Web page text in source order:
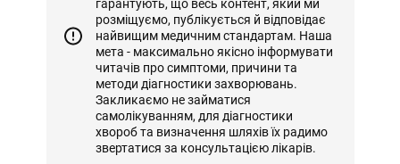
гарантують, що весь контент, який ми
розміщуємо, публікується й відповідає
найвищим медичним стандартам. Наша
мета - максимально якісно інформувати
читачів про симптоми, причини та
методи діагностики захворювань.
Закликаємо не займатися
самолікуванням, для діагностики
хвороб та визначення шляхів їх радимо
звертатися за консультацією лікарів.